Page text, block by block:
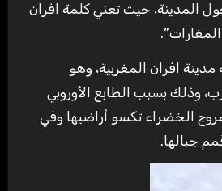
المدينة، حيث تعني كلمة افران
افران المغربية، وهو
وذلك بسبب الطابع الأوروبي
الخضراء تكسو أراضيها وفي
جبالها.